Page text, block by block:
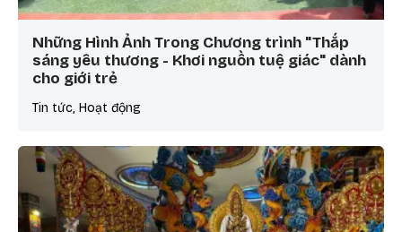
Những Hình Ảnh Trong Chương trình "Thắp
sáng yêu thương - Khơi nguồn tuệ giác" dành
cho giới trẻ
Tin tức, Hoạt động